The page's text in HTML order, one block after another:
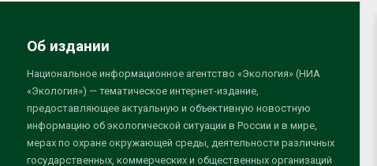
Об издании
Национальное информационное агентство «Экология» (НИА
«Экология») — тематическое интернет-издание,
предоставляющее актуальную и объективную новостную
информацию об экологической ситуации в России и в мире,
мерах по охране окружающей среды, деятельности различных
государственных, коммерческих и общественных организаций